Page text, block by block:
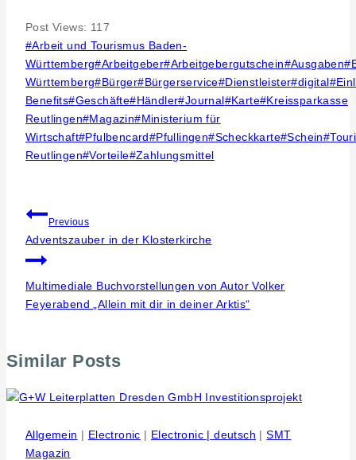
Post Views: 117
Post
Tags:
#Arbeit und Tourismus Baden-
Württemberg#Arbeitgeber#Arbeitgebergutschein#Ausgaben#
Württemberg#Bürger#Bürgerservice#Dienstleister#digital#
Benefits#Geschäfte#Händler#Journal#Karte#Kreissparkasse
Reutlingen#Magazin#Ministerium für
Wirtschaft#Pfulbencard#Pfullingen#Scheckkarte#Schein#
Reutlingen#Vorteile#Zahlungsmittel
Beitragsnavigation
Previous
Adventszauber in der Klosterkirche
Multimediale Buchvorstellungen von Autor Volker
Feyerabend „Allein mit dir in deiner Arktis“
Similar Posts
Allgemein | Electronic | Electronic | deutsch |SMT
Magazin